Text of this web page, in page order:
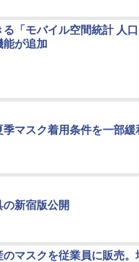
る「モバイル空間統計 人
能が追加
季マスク着用条件を一部
新宿版公開
マスクを従業員に販売